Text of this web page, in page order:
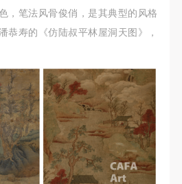
，笔法风骨俊俏，是其典型的风格
恭寿的《仿陆叔平林屋洞天图》，